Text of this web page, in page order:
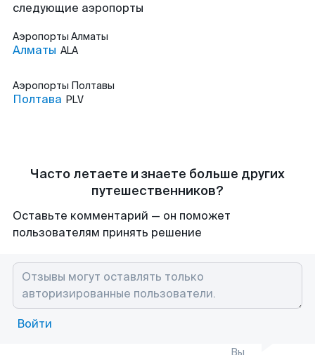
следующие аэропорты
Аэропорты Алматы
Алматы ALA
Аэропорты Полтавы
Полтава PLV
Часто летаете и знаете больше других
путешественников?
Оставьте комментарий — он поможет
пользователям принять решение
Войти
Вы